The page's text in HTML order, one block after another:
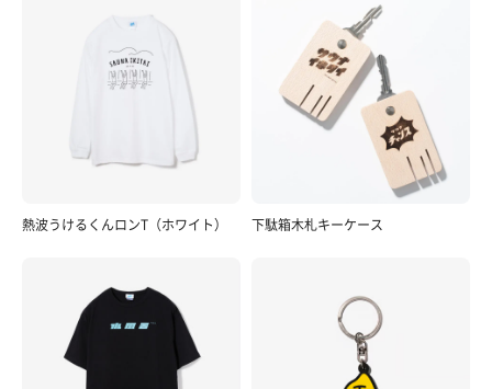
熱波うけるくんロンT（ホワイト） 下駄箱木札キーケース